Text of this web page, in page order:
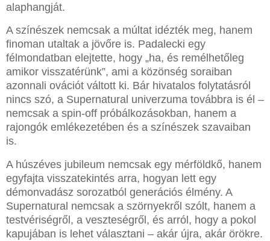
alaphangját.
A színészek nemcsak a múltat idézték meg, hanem
finoman utaltak a jövőre is. Padalecki egy
félmondatban elejtette, hogy „ha, és remélhetőleg
amikor visszatérünk”, ami a közönség soraiban
azonnali ovációt váltott ki. Bár hivatalos folytatásról
nincs szó, a Supernatural univerzuma továbbra is él –
nemcsak a spin-off próbálkozásokban, hanem a
rajongók emlékezetében és a színészek szavaiban
is.
A húszéves jubileum nemcsak egy mérföldkő, hanem
egyfajta visszatekintés arra, hogyan lett egy
démonvadász sorozatból generációs élmény. A
Supernatural nemcsak a szörnyekről szólt, hanem a
testvériségről, a veszteségről, és arról, hogy a pokol
kapujában is lehet választani – akár újra, akár örökre.